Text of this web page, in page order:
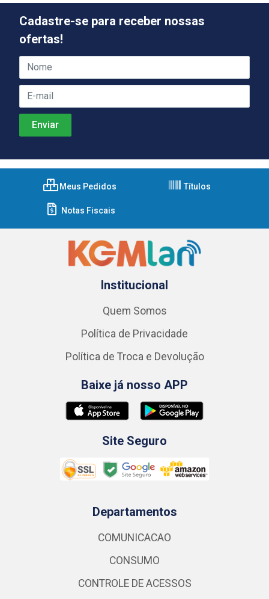
Cadastre-se para receber nossas
ofertas!
Meus Pedidos Títulos
Notas Fiscais
Institucional
Quem Somos
Política de Privacidade
Política de Troca e Devolução
Baixe já nosso APP
Site Seguro
Departamentos
COMUNICACAO
CONSUMO
CONTROLE DE ACESSOS